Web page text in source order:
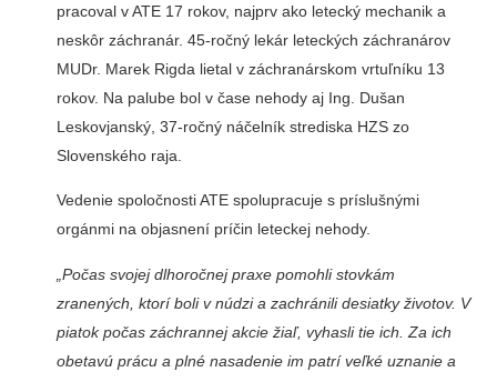
pracoval v ATE 17 rokov, najprv ako letecký mechanik a
neskôr záchranár. 45-ročný lekár le­teckých záchranárov
MUDr. Marek Rigda lietal v záchranárskom vrtuľ­níku 13
rokov. Na palube bol v čase nehody aj Ing. Dušan
Leskovjanský, 37-ročný náčelník strediska HZS zo
Slovenského raja.
Vedenie spoločnosti ATE spolupracuje s príslušnými
orgánmi na objasnení prí­čin leteckej nehody.
„Počas svojej dlhoroč­nej praxe pomohli stovkám
zranených, ktorí boli v nú­dzi a zachránili desiatky životov. V
piatok počas záchrannej akcie žiaľ, vy­hasli tie ich. Za ich
obetavú prácu a plné nasadenie im patrí veľké uznanie a